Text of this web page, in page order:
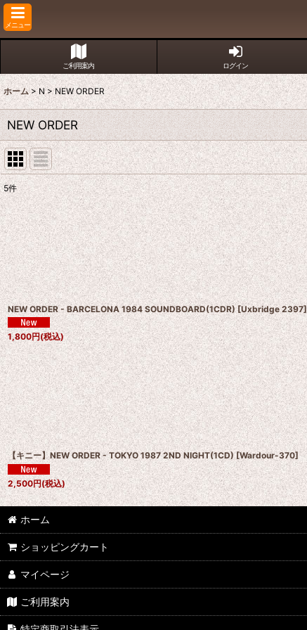
メニュー
ご利用案内 ログイン
ホーム > N > NEW ORDER
NEW ORDER
表示数:
並び順:
5件
NEW ORDER - BARCELONA 1984 SOUNDBOARD(1CDR) [Uxbridge 2397]
1,800円(税込)
【キニー】NEW ORDER - TOKYO 1987 2ND NIGHT(1CD) [Wardour-370]
2,500円(税込)
ホーム
ショッピングカート
マイページ
ご利用案内